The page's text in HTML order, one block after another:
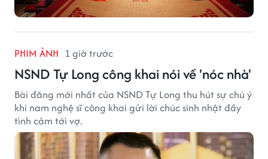
PHIM ẢNH 1 giờ trước
NSND Tự Long công khai nói về 'nóc nhà'
Bài đăng mới nhất của NSND Tự Long thu hút sự chú ý
khi nam nghệ sĩ công khai gửi lời chúc sinh nhật đầy
tình cảm tới vợ.